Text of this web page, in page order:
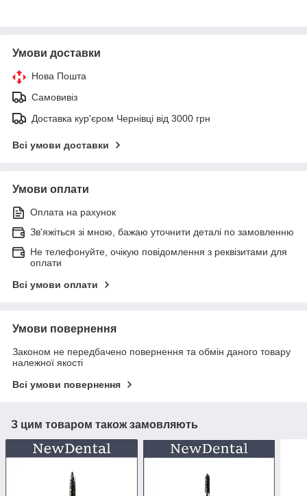
Умови доставки
Нова Пошта
Самовивіз
Доставка кур'єром Чернівці від 3000 грн
Всі умови доставки
Умови оплати
Оплата на рахунок
Зв'яжіться зі мною, бажаю уточнити деталі по замовленню
Не телефонуйте, очікую повідомлення з реквізитами для
оплати
Всі умови оплати
Умови повернення
Законом не передбачено повернення та обмін даного товару
належної якості
Всі умови повернення
З цим товаром також замовляють